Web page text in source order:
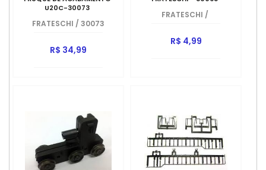
U20C-30073
FRATESCHI / 30073
R$ 34,99
FRATESCHI /
R$ 4,99